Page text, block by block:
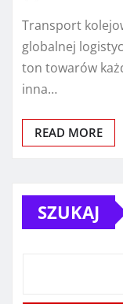
Transport
globalnej
ton towarów
inna…
READ MORE
SZUKAJ